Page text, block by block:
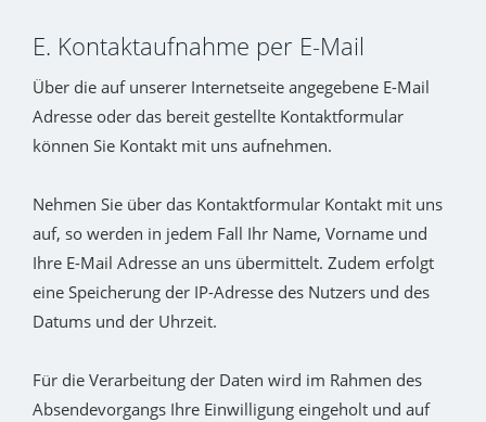
E. Kontaktaufnahme per E-Mail
Über die auf unserer Internetseite angegebene E-Mail
Adresse oder das bereit gestellte Kontaktformular
können Sie Kontakt mit uns aufnehmen.
Nehmen Sie über das Kontaktformular Kontakt mit uns
auf, so werden in jedem Fall Ihr Name, Vorname und
Ihre E-Mail Adresse an uns übermittelt. Zudem erfolgt
eine Speicherung der IP-Adresse des Nutzers und des
Datums und der Uhrzeit.
Für die Verarbeitung der Daten wird im Rahmen des
Absendevorgangs Ihre Einwilligung eingeholt und auf